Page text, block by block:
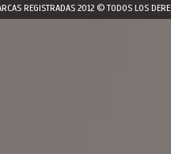
REGISTRADAS 2012 © TODOS LOS